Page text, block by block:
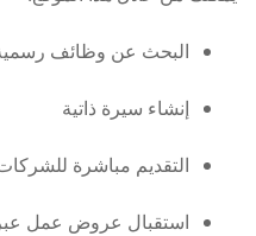
البحث عن وظائف
إنشاء سيرة ذاتية
التقديم مباشرة
استقبال عروض عمل عبر